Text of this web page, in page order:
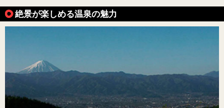
絶景が楽しめる温泉の魅力